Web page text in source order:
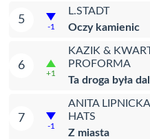
5
-1
L.STADT
Oczy kamienic
6
+1
KAZIK &
PROFORMA
Ta droga była
7
-1
ANITA
HATS
Z miasta